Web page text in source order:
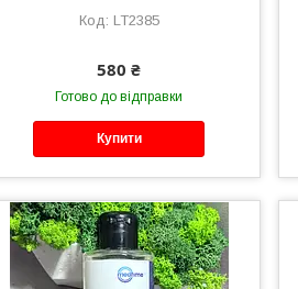
LT2385
580 ₴
Готово до відправки
Купити